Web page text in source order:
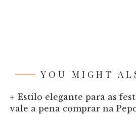
YOU MIGHT
Estilo elegante para as
vale a pena comprar na